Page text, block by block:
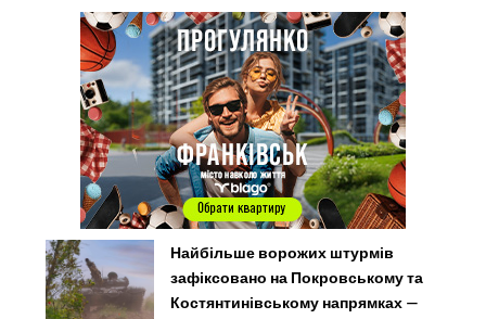
Найбільше ворожих штурмів
зафіксовано на Покровському та
Костянтинівському напрямках —